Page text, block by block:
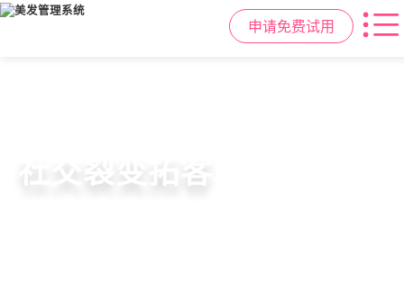
申请免费试用
美容美发管理系统
高效管理店务
社交裂变拓客
小程序商城